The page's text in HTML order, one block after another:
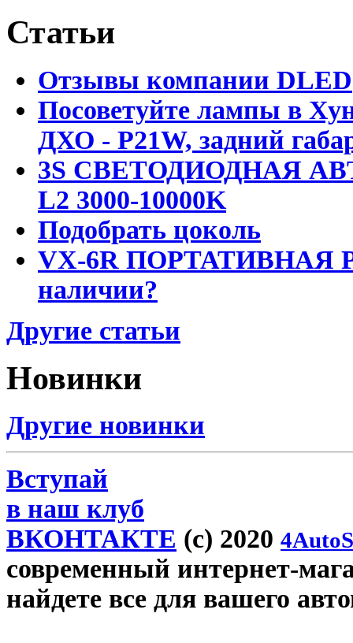
Статьи
Отзывы компании DLED
Посоветуйте лампы в
ДХО - P21W, задний
3S СВЕТОДИОДНАЯ
L2 3000-10000K
Подобрать цоколь
VX-6R ПОРТАТИВНАЯ
наличии?
Другие статьи
Новинки
Другие новинки
Вступай
в наш клуб
ВКОНТАКТЕ (c) 2020
современный интернет-
найдете все для вашего